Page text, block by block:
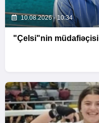
10.08.2026 - 10:34
"Çelsi"nin